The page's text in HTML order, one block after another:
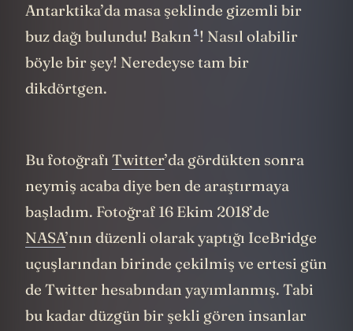
Antarktika’da masa şeklinde gizemli bir
buz dağı bulundu! Bakın 1! Nasıl olabilir
böyle bir şey! Neredeyse tam bir
dikdörtgen.
Bu fotoğrafı Twitter’da gördükten sonra
neymiş acaba diye ben de araştırmaya
başladım. Fotoğraf 16 Ekim 2018’de
NASA’nın düzenli olarak yaptığı IceBridge
uçuşlarından birinde çekilmiş ve ertesi gün
de Twitter hesabından yayımlanmış. Tabi
bu kadar düzgün bir şekli gören insanlar